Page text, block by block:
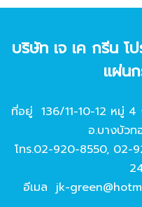
บริษัท เจ เค กรีน
แผ่น
ที่อยู่ 136/11-10-12 หมู่
อ.บางบัวท
โทร.02-920-8550, 02-
อีเมล jk-